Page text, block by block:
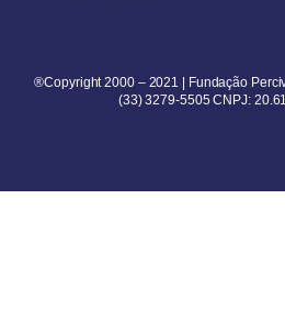
®Copyright 2000 – 2021 | Fundação
(33) 3279-5505 CNPJ: